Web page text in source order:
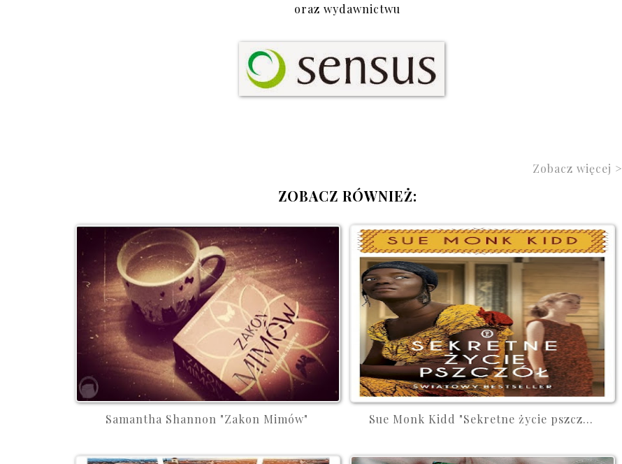
oraz wydawnictwu
Zobacz więcej >
ZOBACZ RÓWNIEŻ:
Samantha Shannon "Zakon Mimów" Sue Monk Kidd "Sekretne życie pszcz...